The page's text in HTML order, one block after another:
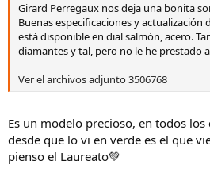
Girard Perregaux nos deja una bonita
Buenas especificaciones y actualización
está disponible en dial salmón, acero.
diamantes y tal, pero no le he prestado
Ver el archivos adjunto 3506768
Es un modelo precioso, en todos
desde que lo vi en verde es el que
pienso el Laureato💚